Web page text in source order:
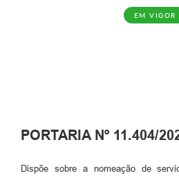
EM VIGOR
PORTARIA Nº 11.404/
Dispõe sobre a nomeação de